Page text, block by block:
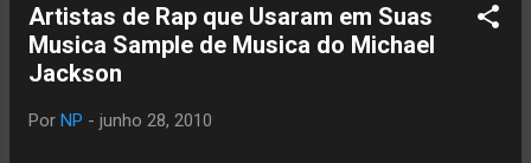
Artistas de Rap que Usaram em Suas
Musica Sample de Musica do Michael
Jackson
Por NP - junho 28, 2010